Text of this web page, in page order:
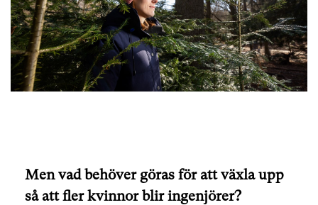
Men vad behöver göras för att växla upp
så att fler kvinnor blir ingenjörer?